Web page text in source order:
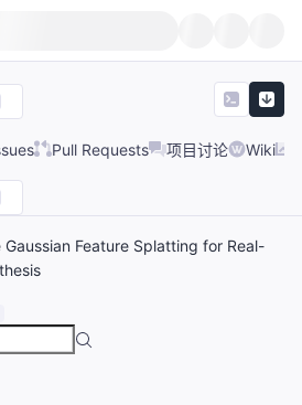
Pull Requests 项目讨论 Wiki
Feature Splatting for Real-